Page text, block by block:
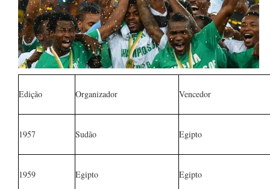
Edição Organizador Vencedor
1957 Sudão Egipto
1959 Egipto Egipto